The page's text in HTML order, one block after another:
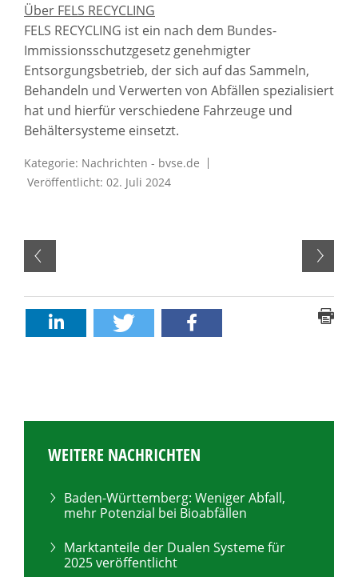
Über FELS RECYCLING
FELS RECYCLING ist ein nach dem Bundes-
Immissionsschutzgesetz genehmigter
Entsorgungsbetrieb, der sich auf das Sammeln,
Behandeln und Verwerten von Abfällen spezialisiert
hat und hierfür verschiedene Fahrzeuge und
Behältersysteme einsetzt.
Kategorie: Nachrichten - bvse.de
Veröffentlicht: 02. Juli 2024
WEITERE NACHRICHTEN
Baden-Württemberg: Weniger Abfall,
mehr Potenzial bei Bioabfällen
Marktanteile der Dualen Systeme für
2025 veröffentlicht